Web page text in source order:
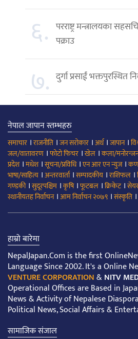
६. परराष्ट्र मन्त्रालयका
पक्राउ
७. दुर्गा प्रसाईं भक्तपुरस्थित
नेपाल जापान स्तम्भहरु
समाचार ।राजनीति ।जन सरोकार ।अर्थ।जापान।
जल/वातावरण ।फोटो फिचर ।खेल ।कला/
प्रदेश।मधेश।सूचना/प्रविधि।एन आर एन न्युज।
भाषा/साहित्य ।अन्तरवार्ता।सम्पादकीय ।राशिफल ।
गण्डकी।सुदूरपश्चिम ।कृषि।फूटबल ।क्रिकेट।
स्थानीयतह निर्वाचन।आम निर्वाचन २०७९ ।संस्कृति ।
हाम्रो बारेमा
NepalJapan.Com is the first
Language Since 2002. It's a Online
VENTURE CORPORATION&NITV
Operational Offices are Based in
News & Activity of Nepalese
Political News, Social Affairs &
सामाजिक संजाल